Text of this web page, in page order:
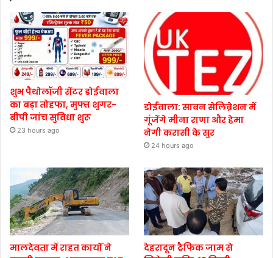
शुभ पैथोलॉजी सेंटर डोईवाला
का बड़ा तोहफा, मुफ्त शुगर-
बीपी जांच सुविधा शुरू
23 hours ago
डोईवाला: सावन सेलिब्रेशन में
गूंजेंगे मीना राणा और हेमा
नेगी करासी के सुर
24 hours ago
मालदेवता में राहत कार्यों ने
देहरादून ट्रैफिक जाम से